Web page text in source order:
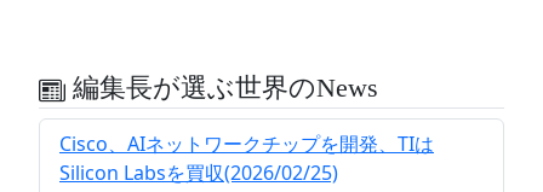
編集長が選ぶ世界のNews
Cisco、AIネットワークチップを開発、TIは
Silicon Labsを買収(2026/02/25)